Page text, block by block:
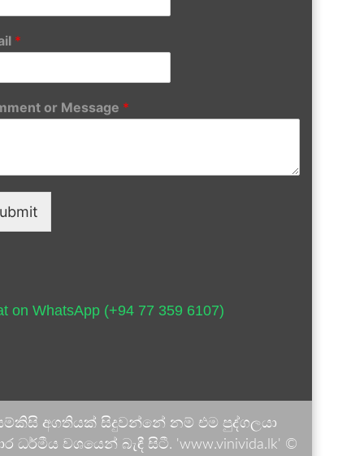
*
or Message *
on WhatsApp (+94 77 359 6107)
අගතියක් සිදුවන්නේ නම් එම පුද්ගලයා
වශයෙන් බැඳී සිටී. 'www.vinivida.lk' ©